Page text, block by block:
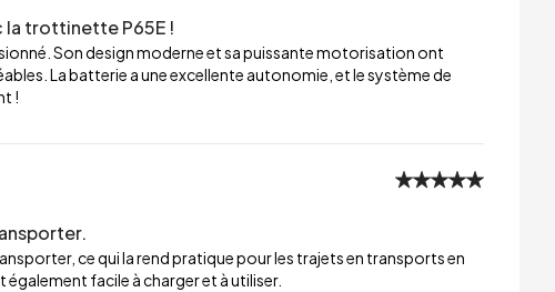
la trottinette P65E !
Son design moderne et sa puissante motorisation ont
La batterie a une excellente autonomie, et le système de
!
ce qui la rend pratique pour les trajets en transports en
facile à charger et à utiliser.